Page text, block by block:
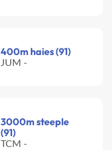
400m haies (91)
JUM -
3000m steeple
(91)
TCM -